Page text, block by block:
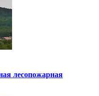
лесопожарная